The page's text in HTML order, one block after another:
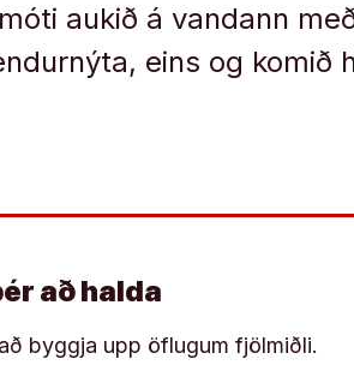
aukið á vandann
eins og komið
að halda
byggja upp öflugum fjölmiðli.